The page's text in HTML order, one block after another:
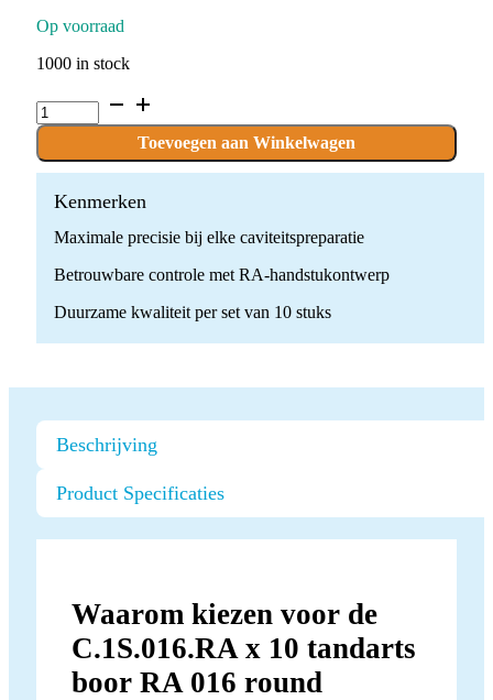
Op voorraad
1000 in stock
C.1S.016.RA
x
Boren
quantity
Toevoegen aan Winkelwagen
Kenmerken
Maximale precisie bij elke caviteitspreparatie
Betrouwbare controle met RA-handstukontwerp
Duurzame kwaliteit per set van 10 stuks
Beschrijving
Product Specificaties
Waarom kiezen voor de
C.1S.016.RA x 10 tandarts
boor RA 016 round